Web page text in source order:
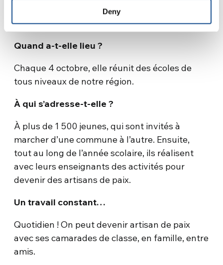
Deny
institutions et devenue ensuite un parcours de
formation à la Paix dans les écoles.
Quand a-t-elle lieu ?
Chaque 4 octobre, elle réunit des écoles de
tous niveaux de notre région.
À qui s’adresse-t-elle ?
À plus de 1 500 jeunes, qui sont invités à
marcher d’une commune à l’autre. Ensuite,
tout au long de l’année scolaire, ils réalisent
avec leurs enseignants des activités pour
devenir des artisans de paix.
Un travail constant…
Quotidien ! On peut devenir artisan de paix
avec ses camarades de classe, en famille, entre
amis.